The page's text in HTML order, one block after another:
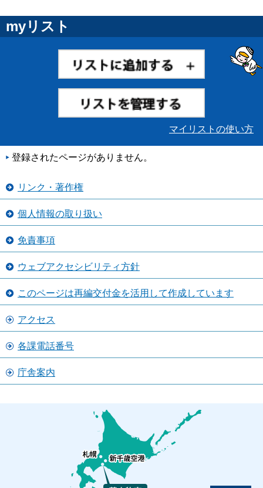
myリスト
マイリストの使い方
登録されたページがありません。
リンク・著作権
個人情報の取り扱い
免責事項
ウェブアクセシビリティ方針
このページは再編交付金を活用して作成しています
アクセス
各課電話番号
庁舎案内